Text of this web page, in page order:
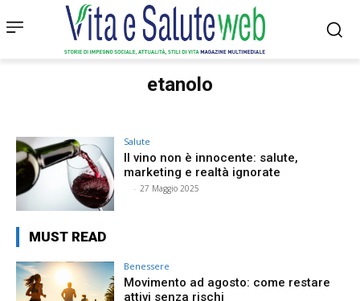
etanolo
Salute
Il vino non è innocente: salute,
marketing e realtà ignorate
- 27 Maggio 2025
MUST READ
Benessere
Movimento ad agosto: come restare
attivi senza rischi